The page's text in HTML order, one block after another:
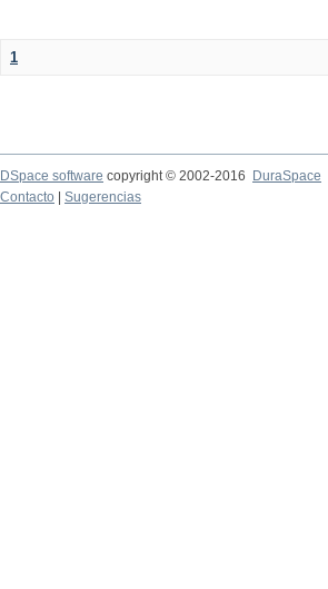
1
DSpace software copyright © 2002-2016
DuraSpace
Contacto
Sugerencias